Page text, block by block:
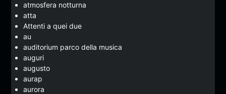
atmosfera notturna
atta
Attenti a quei due
au
auditorium parco della musica
auguri
augusto
aurap
aurora